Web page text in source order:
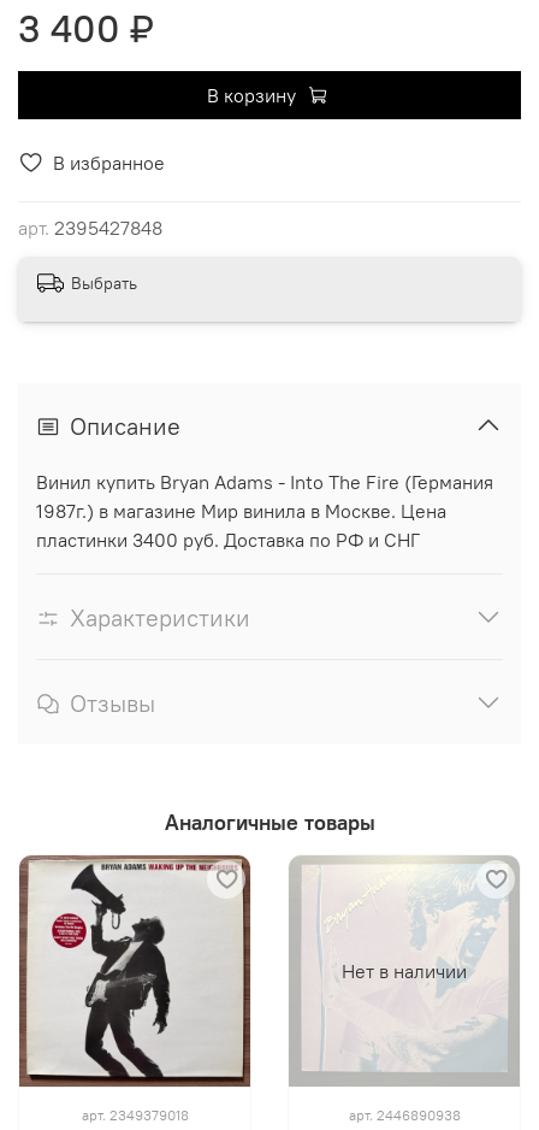
В избранное
арт. 2395427848
3 400 ₽
В корзину
Выбрать
Описание
Винил купить Bryan Adams - Into The Fire (Германия
1987г.) в магазине Мир винила в Москве. Цена
пластинки 3400 руб. Доставка по РФ и СНГ
Характеристики
Отзывы
Аналогичные товары
арт. 2349379018
Нет в наличии
арт. 2446890938